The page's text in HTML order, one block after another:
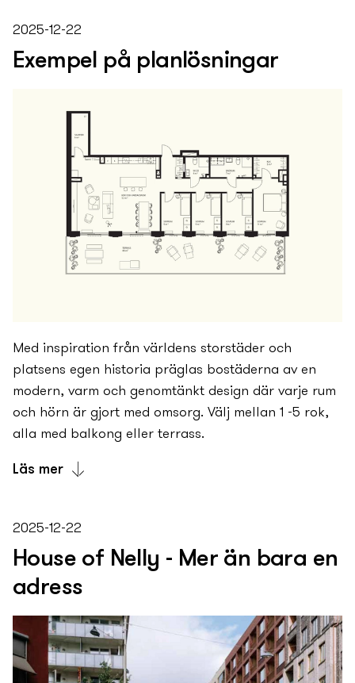
2025-12-22
Exempel på planlösningar
Med inspiration från världens storstäder och
platsens egen historia präglas bostäderna av en
modern, varm och genomtänkt design där varje rum
och hörn är gjort med omsorg. Välj mellan 1 -5 rok,
alla med balkong eller terrass.
Läs mer
Stationshuset.
2025-12-22
House of Nelly - Mer än bara en
adress